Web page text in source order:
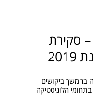
סקירת
שנת 2019 התאפיינה בהמשך ביקושים
הלוגיסטיקה